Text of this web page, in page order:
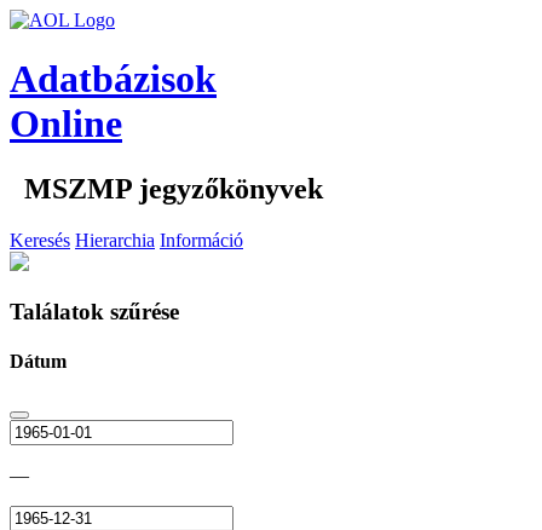
Adatbázisok
Online
MSZMP jegyzőkönyvek
Keresés Hierarchia Információ
Találatok szűrése
Dátum
—